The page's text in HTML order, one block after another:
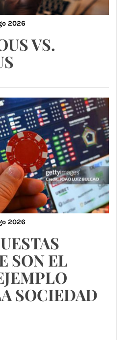
2026
VS.
2026
SON EL
SOCIEDAD